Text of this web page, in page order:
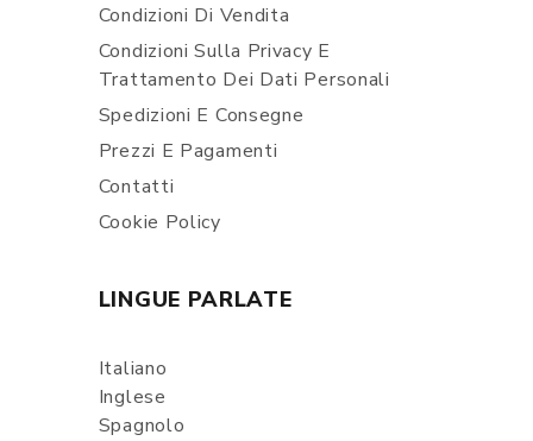
Condizioni Di Vendita
Condizioni Sulla Privacy E
Trattamento Dei Dati Personali
Spedizioni E Consegne
Prezzi E Pagamenti
Contatti
Cookie Policy
LINGUE PARLATE
Italiano
Inglese
Spagnolo